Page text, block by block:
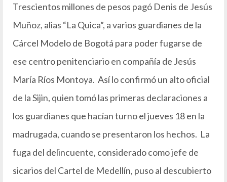
Trescientos millones de pesos pagó Denis de Jesús
Muñoz, alias “La Quica”, a varios guardianes de la
Cárcel Modelo de Bogotá para poder fugarse de
ese centro penitenciario en compañía de Jesús
María Ríos Montoya. Así lo confirmó un alto oficial
de la Sijin, quien tomó las primeras declaraciones a
los guardianes que hacían turno el jueves 18 en la
madrugada, cuando se presentaron los hechos. La
fuga del delincuente, considerado como jefe de
sicarios del Cartel de Medellín, puso al descubierto